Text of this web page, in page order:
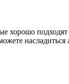
хорошо